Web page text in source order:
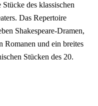
des klassischen
Das Repertoire
Shakespeare-Dramen,
Romanen und ein breites
Stücken des 20.